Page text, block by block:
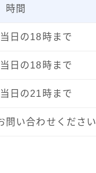
時間
日の18時まで
日の18時まで
日の21時まで
問い合わせください